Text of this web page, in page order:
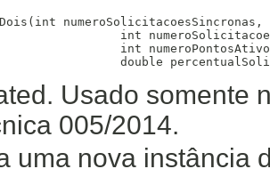
numeroSolicitacoesSincronas,
int
int
double
Usado somente
005/2014.
uma nova instância